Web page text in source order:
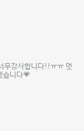
무감사합니다!!ㅠㅠ 멋
습니다💗